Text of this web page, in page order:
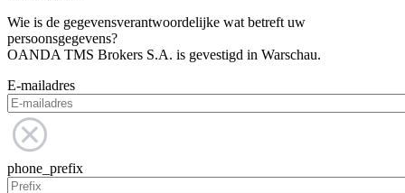
Wie is de gegevensverantwoordelijke wat betreft uw
persoonsgegevens?
OANDA TMS Brokers S.A. is gevestigd in Warschau.
E-mailadres
phone_prefix